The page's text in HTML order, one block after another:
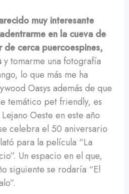
muy interesante
en la cueva de
de cerca puercoespines,
y tomarme una fotografía
lo que más me ha
Oasys además de que
temático pet friendly, es
Oeste en este año
celebra el 50 aniversario
para la película “La
Un espacio en el que,
siguiente se rodaría “El